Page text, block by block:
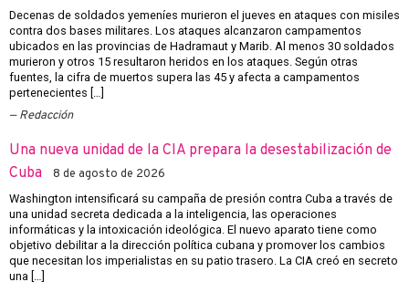
Decenas de soldados yemeníes murieron el jueves en ataques con misiles
contra dos bases militares. Los ataques alcanzaron campamentos
ubicados en las provincias de Hadramaut y Marib. Al menos 30 soldados
murieron y otros 15 resultaron heridos en los ataques. Según otras
fuentes, la cifra de muertos supera las 45 y afecta a campamentos
pertenecientes […]
Redacción
Una nueva unidad de la CIA prepara la desestabilización de
Cuba
8 de agosto de 2026
Washington intensificará su campaña de presión contra Cuba a través de
una unidad secreta dedicada a la inteligencia, las operaciones
informáticas y la intoxicación ideológica. El nuevo aparato tiene como
objetivo debilitar a la dirección política cubana y promover los cambios
que necesitan los imperialistas en su patio trasero. La CIA creó en secreto
una […]